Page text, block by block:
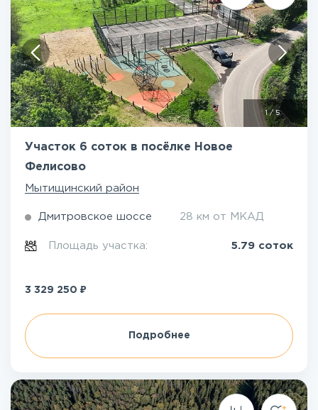
1/5
Участок 6 соток в посёлке Новое
Фелисово
Мытищинский район
Дмитровское шоссе 28 км от МКАД
Площадь участка: 5.79 соток
3 329 250 ₽
Подробнее